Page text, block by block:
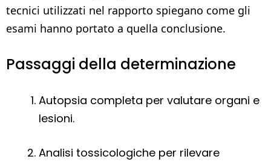
tecnici utilizzati nel rapporto spiegano come gli
esami hanno portato a quella conclusione.
Passaggi della determinazione
Autopsia completa per valutare organi e
lesioni.
Analisi tossicologiche per rilevare